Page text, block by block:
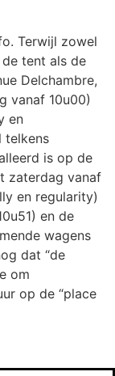
Terwijl zowel
tent als de
Delchambre,
vanaf 10u00)
en
telkens
is op de
zaterdag vanaf
en regularity)
en de
wagens
dat “de
om
op de “place